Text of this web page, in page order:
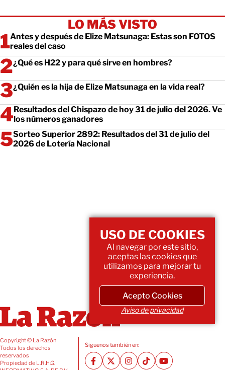
LO MÁS VISTO
Antes y después de Elize Matsunaga: Estas son FOTOS
reales del caso
¿Qué es H22 y para qué sirve en hombres?
¿Quién es la hija de Elize Matsunaga en la vida real?
Resultados del Chispazo de hoy 31 de julio del 2026. Ve
los números ganadores
Sorteo Superior 2892: Resultados del 31 de julio del
2026 de Lotería Nacional
Copyright © La Razón
Todos los derechos
reservados
Propiedad de L.R.H.G.
Siguenos también en:
USO DE COOKIES
Al navegar por este sitio,
aceptas las cookies que
utilizamos para mejorar tu
experiencia.
Acepto Cookies
Aviso de privacidad